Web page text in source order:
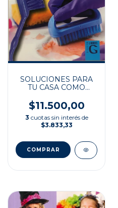
SOLUCIONES PARA
TU CASA COMO
$11.500,00
3 cuotas sin interés de
$3.833,33